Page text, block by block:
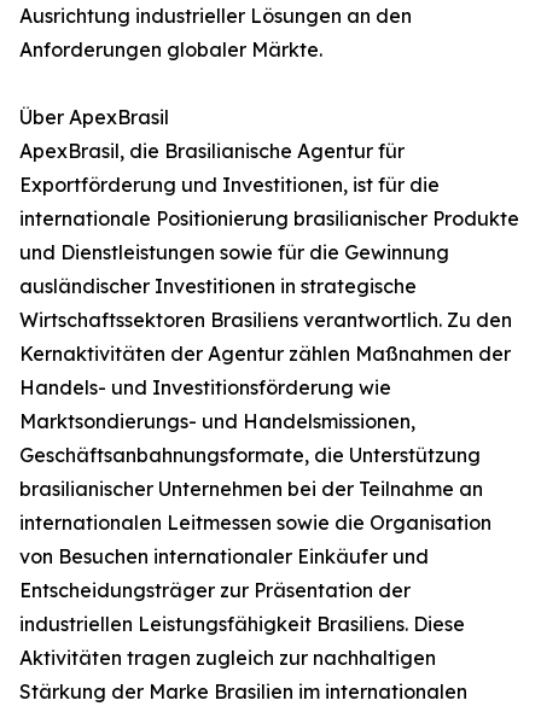
Ausrichtung industrieller Lösungen an den
Anforderungen globaler Märkte.
Über ApexBrasil
ApexBrasil, die Brasilianische Agentur für
Exportförderung und Investitionen, ist für die
internationale Positionierung brasilianischer Produkte
und Dienstleistungen sowie für die Gewinnung
ausländischer Investitionen in strategische
Wirtschaftssektoren Brasiliens verantwortlich. Zu den
Kernaktivitäten der Agentur zählen Maßnahmen der
Handels- und Investitionsförderung wie
Marktsondierungs- und Handelsmissionen,
Geschäftsanbahnungsformate, die Unterstützung
brasilianischer Unternehmen bei der Teilnahme an
internationalen Leitmessen sowie die Organisation
von Besuchen internationaler Einkäufer und
Entscheidungsträger zur Präsentation der
industriellen Leistungsfähigkeit Brasiliens. Diese
Aktivitäten tragen zugleich zur nachhaltigen
Stärkung der Marke Brasilien im internationalen